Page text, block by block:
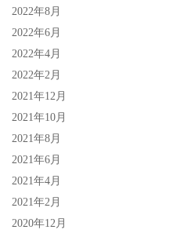
2022年8月
2022年6月
2022年4月
2022年2月
2021年12月
2021年10月
2021年8月
2021年6月
2021年4月
2021年2月
2020年12月